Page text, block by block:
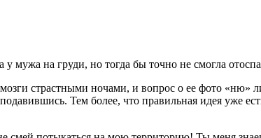
на груди, но тогда бы точно не смогла
страстными ночами, и вопрос о ее фото «ню»
Тем более, что правильная идея уже